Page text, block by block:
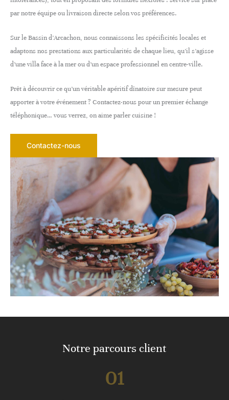
par notre équipe ou livraison directe selon vos préférences.
Sur le Bassin d’Arcachon, nous connaissons les spécificités locales et
adaptons nos prestations aux particularités de chaque lieu, qu’il s’agisse
d’une villa face à la mer ou d’un espace professionnel en centre-ville.
Prêt à découvrir ce qu’un véritable apéritif dînatoire sur mesure peut
apporter à votre événement ? Contactez-nous pour un premier échange
téléphonique… vous verrez, on aime parler cuisine !
Contactez-nous
Notre parcours client
01